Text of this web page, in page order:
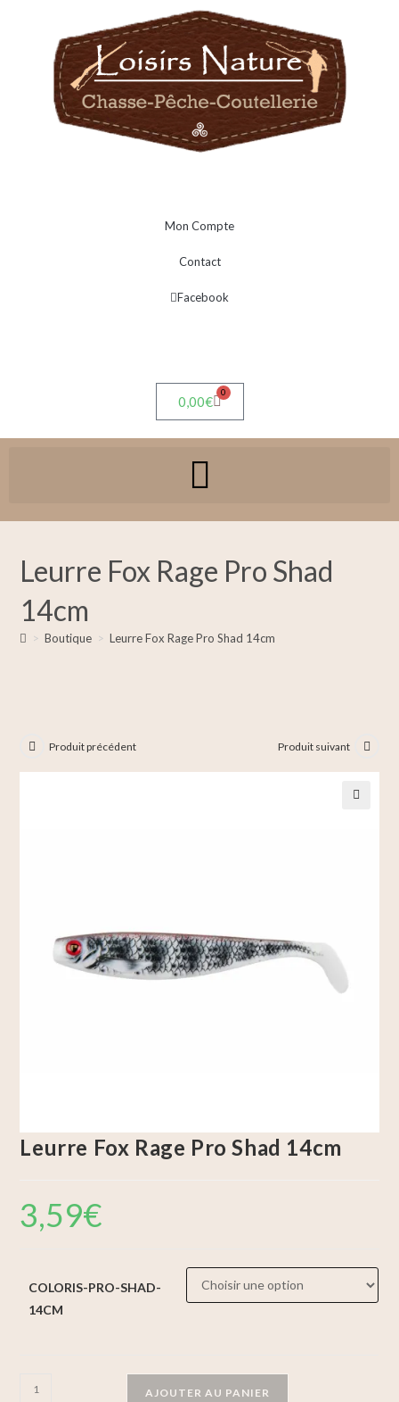
Mon Compte
Contact
Facebook
0,00€
0
Leurre Fox Rage Pro Shad
14cm
> Boutique > Leurre Fox Rage Pro Shad 14cm
Produit précédent Produit suivant
Leurre Fox Rage Pro Shad 14cm
3,59€
COLORIS-PRO-SHAD-
14CM
AJOUTER AU PANIER